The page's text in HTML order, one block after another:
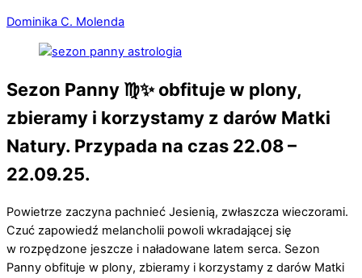
Dominika C. Molenda
Sezon Panny ♍️✨ obfituje w plony,
zbieramy i korzystamy z darów Matki
Natury. Przypada na czas 22.08 –
22.09.25.
Powietrze zaczyna pachnieć Jesienią, zwłaszcza wieczorami.
Czuć zapowiedź melancholii powoli wkradającej się
w rozpędzone jeszcze i naładowane latem serca. Sezon
Panny obfituje w plony, zbieramy i korzystamy z darów Matki